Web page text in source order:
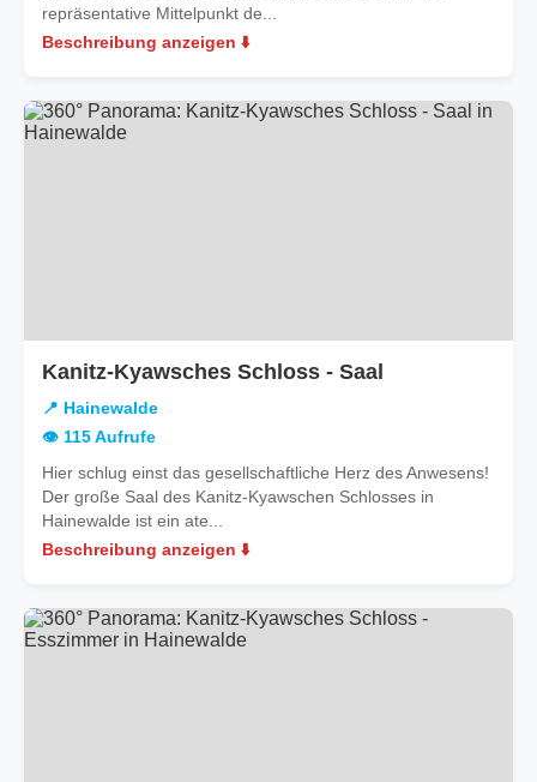
repräsentative Mittelpunkt de...
Beschreibung anzeigen ⬇️
Kanitz-Kyawsches Schloss - Saal
📍 Hainewalde
👁️ 115 Aufrufe
Hier schlug einst das gesellschaftliche Herz des Anwesens!
Der große Saal des Kanitz-Kyawschen Schlosses in
Hainewalde ist ein ate...
Beschreibung anzeigen ⬇️